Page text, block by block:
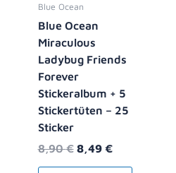
Blue Ocean
Blue Ocean
Miraculous
Ladybug Friends
Forever
Stickeralbum + 5
Stickertüten – 25
Sticker
8,90€ 8,49 €